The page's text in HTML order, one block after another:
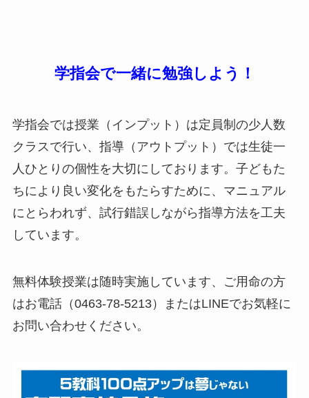
学指会で一緒に勉強しよう！
学指会では授業（インプット）は定員制の少人数
クラスで行い、指導（アウトプット）では生徒一
人ひとりの個性を大切にしております。子どもた
ちにより良い変化をもたらすために、マニュアル
にとらわれず、試行錯誤しながら指導方法を工夫
しています。
無料体験授業は随時実施しています、ご用命の方
はお電話（0463-78-5213）またはLINEでお気軽に
お問い合わせください。